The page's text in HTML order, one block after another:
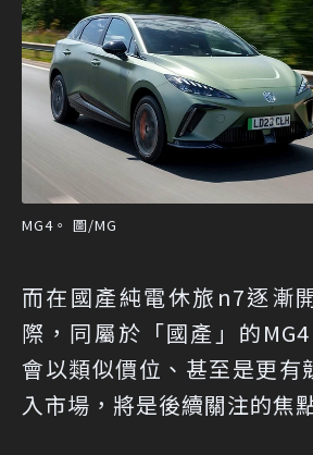
MG4。 圖/MG
而在國產純電休旅n7逐漸
際，同屬於「國產」的
會以類似價位、甚至是更有
入市場，將是後續關注的焦